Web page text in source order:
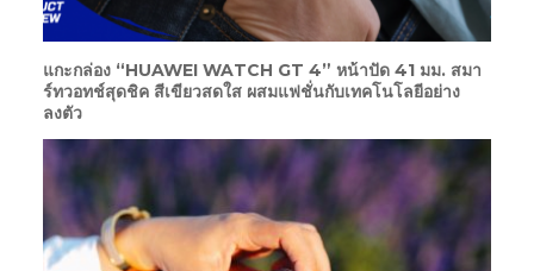
แกะกล่อง “HUAWEI WATCH GT 4” หน้าปัด 41 มม. สมา
ร์ทวอทช์สุดชิค สีเขียวสดใส ผสมแฟชั่นกับเทคโนโลยีอย่าง
ลงตัว